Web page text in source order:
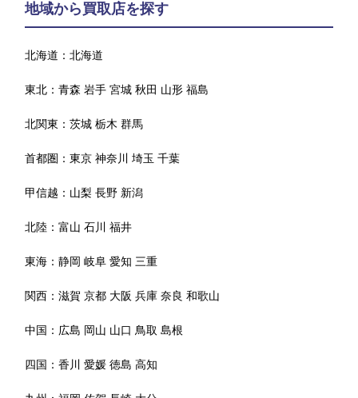
地域から買取店を探す
北海道：北海道
東北：青森 岩手 宮城 秋田 山形 福島
北関東：茨城 栃木 群馬
首都圏：東京 神奈川 埼玉 千葉
甲信越： 山梨 長野 新潟
北陸：富山 石川 福井
東海：静岡 岐阜 愛知 三重
関西：滋賀 京都 大阪 兵庫 奈良 和歌山
中国： 広島 岡山 山口 鳥取 島根
四国：香川 愛媛 徳島 高知